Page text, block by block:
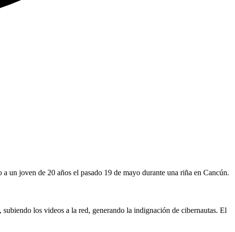
un joven de 20 años el pasado 19 de mayo durante una riña en Cancún.
los videos a la red, generando la indignación de cibernautas. El